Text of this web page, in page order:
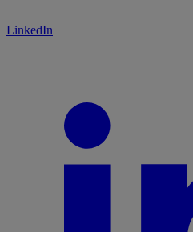
LinkedIn